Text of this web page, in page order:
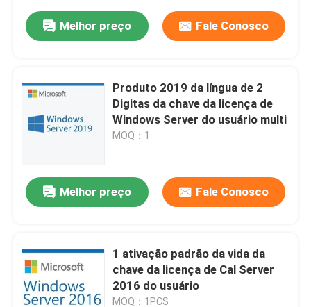
Sobre nós
Contacte-nos
Solicite um orçamento
Office 2024 Key Compra
sinal de adição profissional do escritório 2021
Melhor preço Fale Conosco
Produto 2019 da língua de 2
Digitas da chave da licença de
Windows Server do usuário multi
MOQ：1
Melhor preço Fale Conosco
1 ativação padrão da vida da
chave da licença de Cal Server
2016 do usuário
MOQ：1PCS